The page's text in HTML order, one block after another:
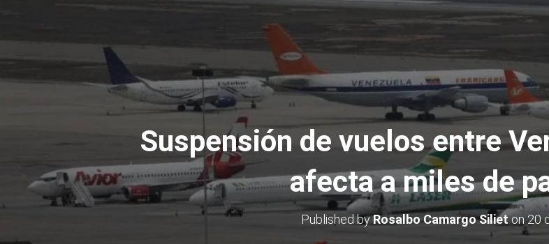
Suspensión de vuelos entre
afecta a miles de
Published byRosalbo Camargo Silieton20